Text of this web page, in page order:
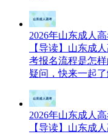
2026年山东成人
【导读】山东成
考报名流程是怎
疑问，快来一起
2026年山东成人
【导读】山东成